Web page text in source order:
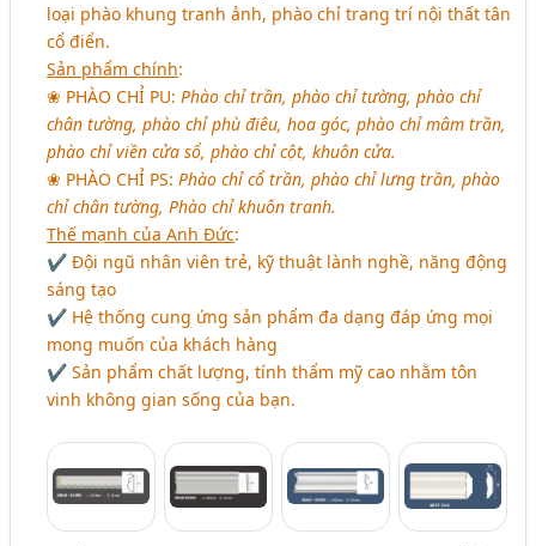
loại phào khung tranh ảnh, phào chỉ trang trí nội thất tân
cổ điển.
Sản phẩm chính:
❀ PHÀO CHỈ PU: Phào chỉ trần, phào chỉ tường, phào chỉ
chân tường, phào chỉ phù điêu, hoa góc, phào chỉ mâm trần,
phào chỉ viền cửa sổ, phào chỉ cột, khuôn cửa.
❀ PHÀO CHỈ PS: Phào chỉ cổ trần, phào chỉ lưng trần, phào
chỉ chân tường, Phào chỉ khuôn tranh.
Thế mạnh của Anh Đức:
✔ Đội ngũ nhân viên trẻ, kỹ thuật lành nghề, năng động
sáng tạo
✔ Hệ thống cung ứng sản phẩm đa dạng đáp ứng mọi
mong muốn của khách hàng
✔ Sản phẩm chất lượng, tính thẩm mỹ cao nhằm tôn
vinh không gian sống của bạn.